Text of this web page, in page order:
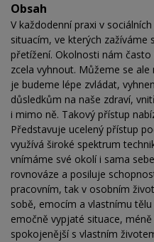
Obsah
V každodenní praxi v
situacím, ve kterých zažíváme
přetížení. Okolnosti nám
zcela vyhnout. Můžeme se
je budeme lépe zvládat,
důsledkům na naše zdraví,
i mimo ně. Takový přístup
Představuje ucelený přístup
využívá široké spektrum
vnímáme své okolí i sama
rovnováze a posiluje
pracovním, tak v osobním
sobě, emocím a vlastnímu
emočně vypjaté situace,
spokojenější s vlastním